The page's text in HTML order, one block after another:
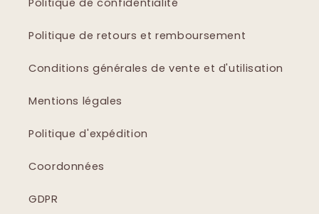
Politique de retours et remboursement
Conditions générales de vente et d'utilisation
Mentions légales
Politique d'expédition
Coordonnées
GDPR